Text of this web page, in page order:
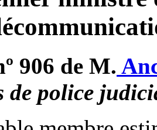
906 de M.
de police